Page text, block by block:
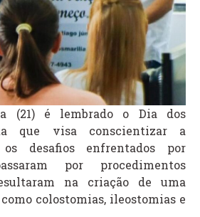
(21) é lembrado o Dia dos
que visa conscientizar a
os desafios enfrentados por
por procedimentos
na criação de uma
colostomias, ileostomias e